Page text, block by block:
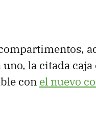
la citada
con el nuevo